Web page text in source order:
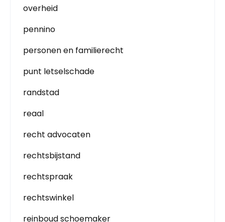
overheid
pennino
personen en familierecht
punt letselschade
randstad
reaal
recht advocaten
rechtsbijstand
rechtspraak
rechtswinkel
reinboud schoemaker